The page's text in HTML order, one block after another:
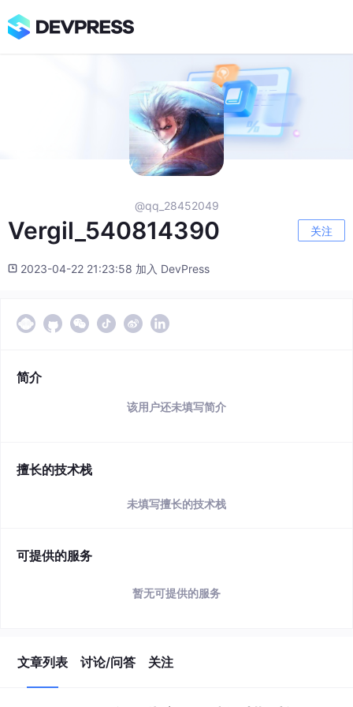
@qq_28452049
Vergil_540814390 关注
2023-04-22 21:23:58 加入 DevPress
简介
该用户还未填写简介
擅长的技术栈
未填写擅长的技术栈
可提供的服务
暂无可提供的服务
文章列表 讨论/问答 关注